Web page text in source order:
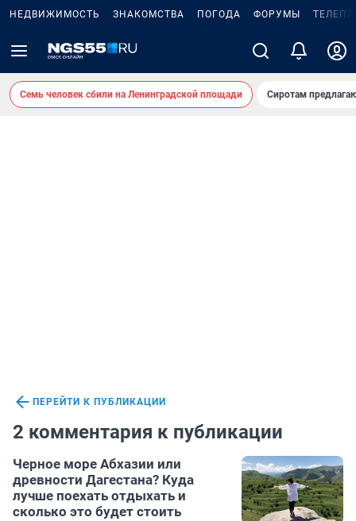
НЕДВИЖИМОСТЬ ЗНАКОМСТВА ПОГОДА ФОРУМЫ
Семь человек сбили на Ленинградской площади Сиротам
ПЕРЕЙТИ К ПУБЛИКАЦИИ
2 комментария к публикации
Черное море Абхазии или
древности Дагестана? Куда
лучше поехать отдыхать и
сколько это будет стоить